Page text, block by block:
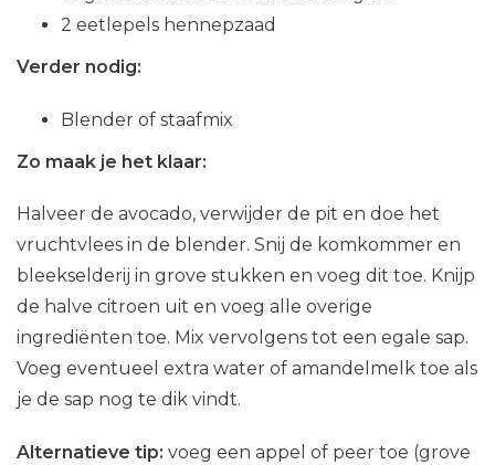
2 eetlepels hennepzaad
Verder nodig:
Blender of staafmix
Zo maak je het klaar:
Halveer de avocado, verwijder de pit en doe het
vruchtvlees in de blender. Snij de komkommer en
bleekselderij in grove stukken en voeg dit toe. Knijp
de halve citroen uit en voeg alle overige
ingrediënten toe. Mix vervolgens tot een egale sap.
Voeg eventueel extra water of amandelmelk toe als
je de sap nog te dik vindt.
Alternatieve tip: voeg een appel of peer toe (grove